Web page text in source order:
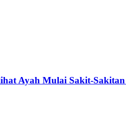
Ayah Mulai Sakit-